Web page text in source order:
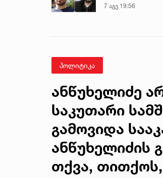
მამამისის
7 აგვ 19:56
პოლიტიკა
ანწუხელიძე
საკუთარი
გამოვიდა
ანწუხელიძის
თქვა, თითქოს,